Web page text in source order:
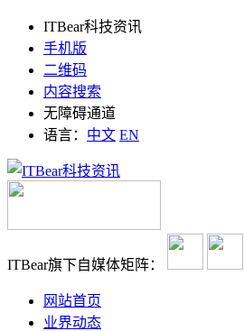
ITBear科技资讯
手机版
二维码
内容搜索
无障碍通道
语言： 中文 EN
ITBear旗下自媒体矩阵：
网站首页
业界动态